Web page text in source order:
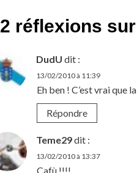
2 réflexions
DudU dit :
13/02/2010 à 11:39
Eh ben ! C’est vrai que
Répondre
Teme29dit :
13/02/2010 à 13:37
Cafù !!!!